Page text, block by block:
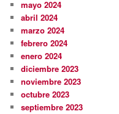
mayo 2024
abril 2024
marzo 2024
febrero 2024
enero 2024
diciembre 2023
noviembre 2023
octubre 2023
septiembre 2023